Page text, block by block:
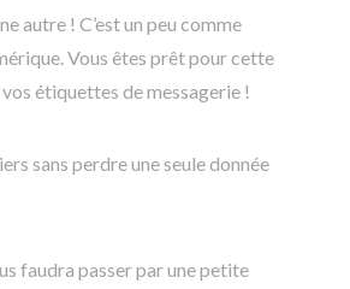
autre ! C’est un peu comme
Vous êtes prêt pour cette
étiquettes de messagerie !
sans perdre une seule donnée
faudra passer par une petite